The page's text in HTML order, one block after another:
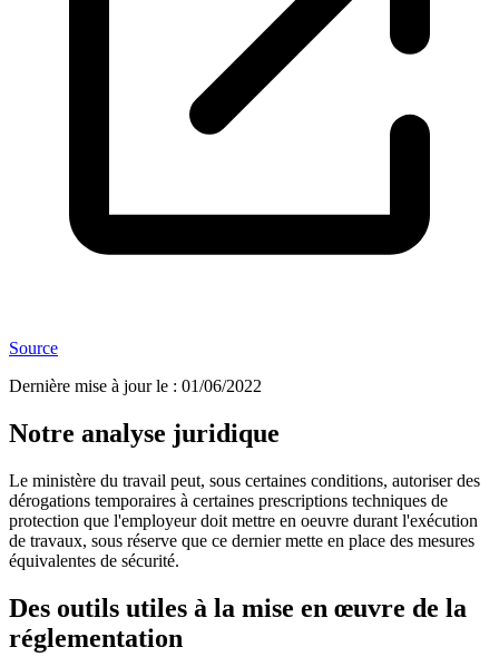
Source
Dernière mise à jour le : 01/06/2022
Notre analyse juridique
Le ministère du travail peut, sous certaines conditions, autoriser des
dérogations temporaires à certaines prescriptions techniques de
protection que l'employeur doit mettre en oeuvre durant l'exécution
de travaux, sous réserve que ce dernier mette en place des mesures
équivalentes de sécurité.
Des outils utiles à la mise en œuvre de la
réglementation